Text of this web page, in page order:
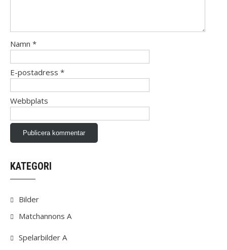
Namn *
E-postadress *
Webbplats
KATEGORI
Bilder
Matchannons A
Spelarbilder A